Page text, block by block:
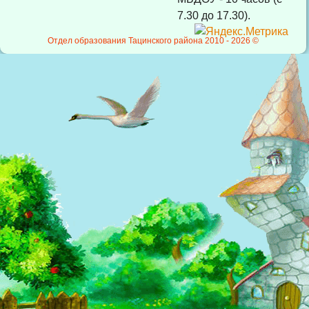
7.30 до 17.30).
Отдел образования Тацинского района 2010 - 2026 ©